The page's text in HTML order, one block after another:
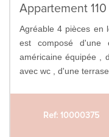
Appartement
Agréable 4 pièces en
est composé d'une
américaine équipée ,
avec wc , d'une
Ref: 10000375